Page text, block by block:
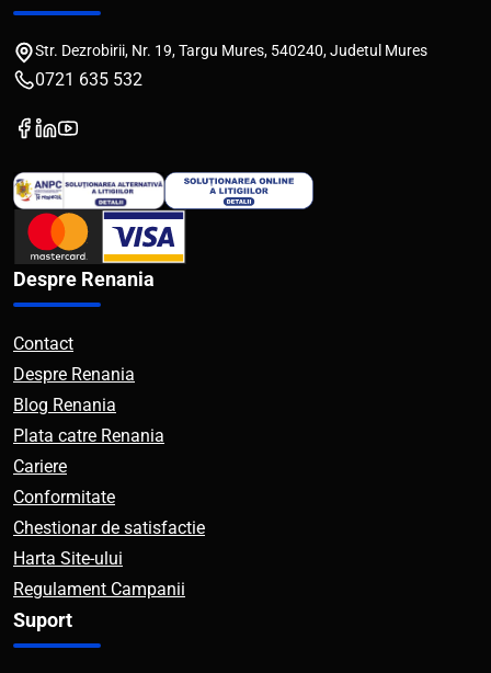
Str. Dezrobirii, Nr. 19, Targu Mures, 540240, Judetul Mures
0721 635 532
Despre Renania
Contact
Despre Renania
Blog Renania
Plata catre Renania
Cariere
Conformitate
Chestionar de satisfactie
Harta Site-ului
Regulament Campanii
Suport